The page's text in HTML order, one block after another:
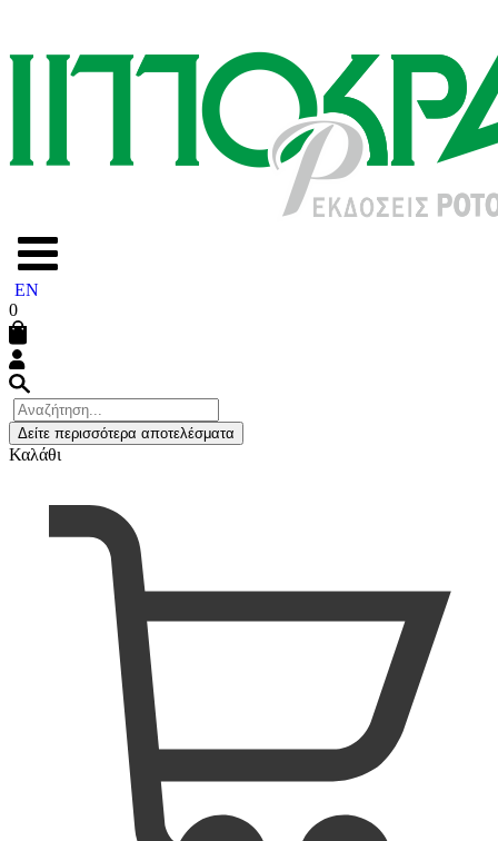
EN
0
Δείτε περισσότερα αποτελέσματα
Καλάθι